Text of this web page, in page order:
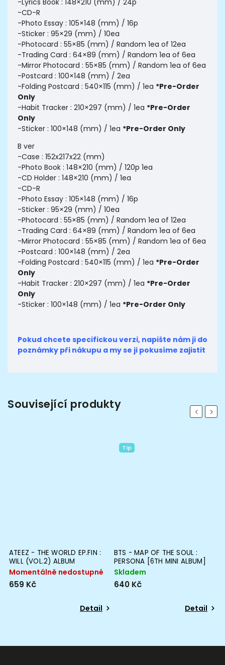
-CD-R
-Photo Essay : 105×148 (mm) / 16p
-Sticker : 95×29 (mm) / 10ea
-Photocard : 55×85 (mm) / Random 1ea of 12ea
-Trading Card : 64×89 (mm) / Random 1ea of 6ea
-Mirror Photocard : 55×85 (mm) / Random 1ea of 6ea
-Postcard : 100×148 (mm) / 2ea
-Folding Postcard : 540×115 (mm) / 1ea *Pre-Order
Only
-Habit Tracker : 210×297 (mm) / 1ea *Pre-Order
Only
-Sticker : 100×148 (mm) / 1ea *Pre-Order Only
B ver
-Case : 152x217x22 (mm)
-Photo Book : 148×210 (mm) / 120p 1ea
-CD Holder : 148×210 (mm) / 1ea
-CD-R
-Photo Essay : 105×148 (mm) / 16p
-Sticker : 95×29 (mm) / 10ea
-Photocard : 55×85 (mm) / Random 1ea of 12ea
-Trading Card : 64×89 (mm) / Random 1ea of 6ea
-Mirror Photocard : 55×85 (mm) / Random 1ea of 6ea
-Postcard : 100×148 (mm) / 2ea
-Folding Postcard : 540×115 (mm) / 1ea *Pre-Order
Only
-Habit Tracker : 210×297 (mm) / 1ea *Pre-Order
Only
-Sticker : 100×148 (mm) / 1ea *Pre-Order Only
Pokud chcete specifickou verzi, napište nám ji do
poznámky při nákupu a my se ji pokusíme zajistit
Související produkty Previous
ATEEZ - THE WORLD EP.FIN :
WILL (VOL.2) ALBUM
Momentálně nedostupné
659 Kč
Detail
Tip
BTS - MAP OF THE SOUL :
PERSONA [6TH MINI ALBUM]
Skladem
640 Kč
Detail
Next